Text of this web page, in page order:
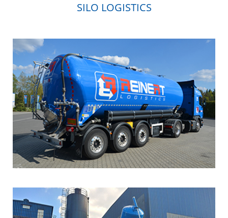
SILO LOGISTICS